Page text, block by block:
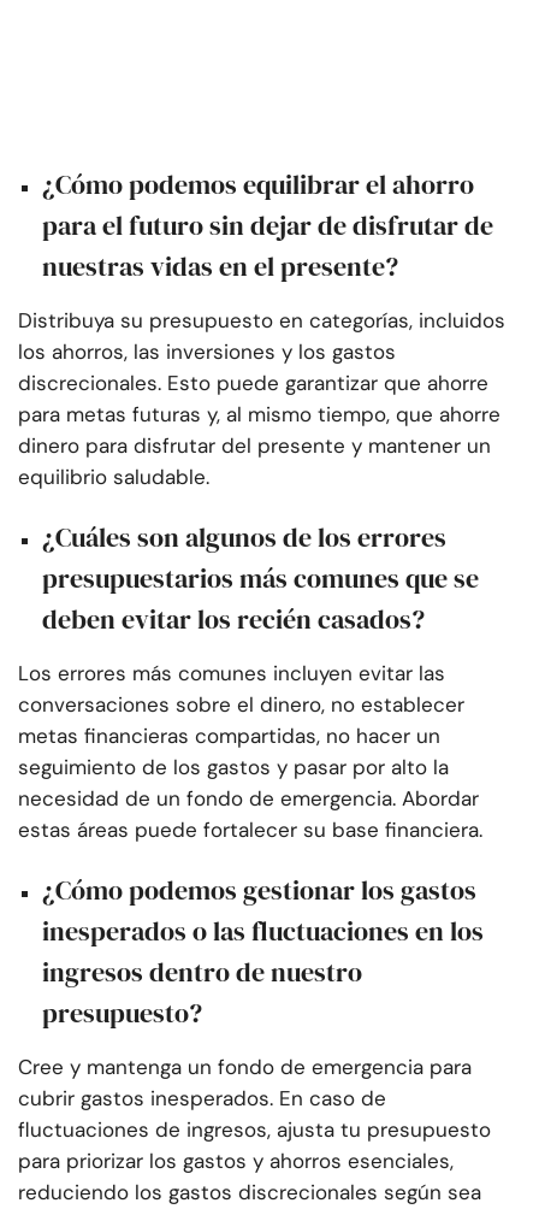
¿Cómo podemos equilibrar el ahorro
para el futuro sin dejar de disfrutar de
nuestras vidas en el presente?
Distribuya su presupuesto en categorías, incluidos
los ahorros, las inversiones y los gastos
discrecionales. Esto puede garantizar que ahorre
para metas futuras y, al mismo tiempo, que ahorre
dinero para disfrutar del presente y mantener un
equilibrio saludable.
¿Cuáles son algunos de los errores
presupuestarios más comunes que se
deben evitar los recién casados?
Los errores más comunes incluyen evitar las
conversaciones sobre el dinero, no establecer
metas financieras compartidas, no hacer un
seguimiento de los gastos y pasar por alto la
necesidad de un fondo de emergencia. Abordar
estas áreas puede fortalecer su base financiera.
¿Cómo podemos gestionar los gastos
inesperados o las fluctuaciones en los
ingresos dentro de nuestro
presupuesto?
Cree y mantenga un fondo de emergencia para
cubrir gastos inesperados. En caso de
fluctuaciones de ingresos, ajusta tu presupuesto
para priorizar los gastos y ahorros esenciales,
reduciendo los gastos discrecionales según sea